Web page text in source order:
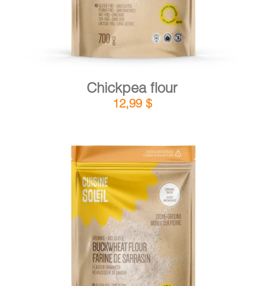
Chickpea flour
12,99 $
ADD TO CART / DETAILS